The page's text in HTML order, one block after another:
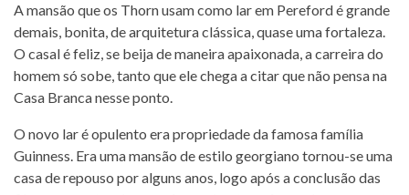
A mansão que os Thorn usam como lar em Pereford é grande
demais, bonita, de arquitetura clássica, quase uma fortaleza.
O casal é feliz, se beija de maneira apaixonada, a carreira do
homem só sobe, tanto que ele chega a citar que não pensa na
Casa Branca nesse ponto.
O novo lar é opulento era propriedade da famosa família
Guinness. Era uma mansão de estilo georgiano tornou-se uma
casa de repouso por alguns anos, logo após a conclusão das